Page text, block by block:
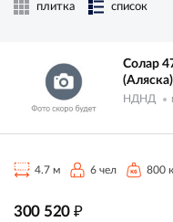
плитка список
Солар
(Аляска)
НДНД
4.7 м 6 чел 800
300 520 ₽